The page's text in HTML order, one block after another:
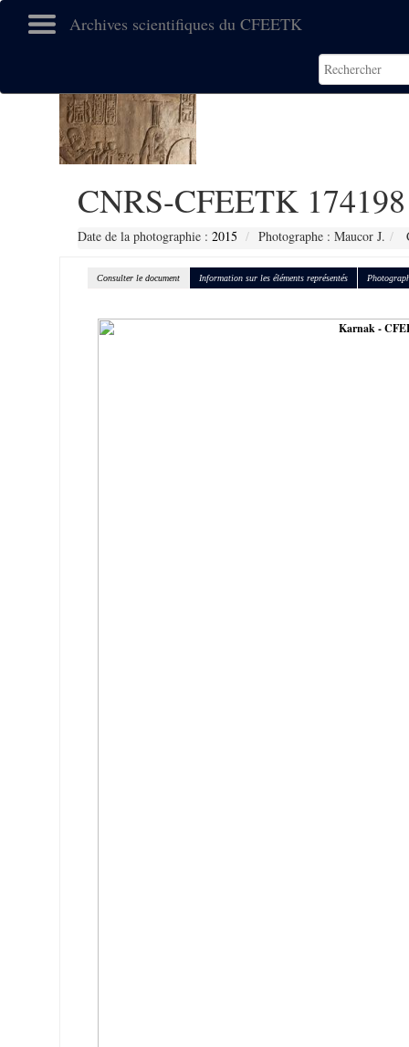
Archives scientifiques du CFEETK
CNRS-CFEETK 174198
Date de la photographie : 2015 Photographe : Maucor J.
Consulter le document Information sur les éléments représentés